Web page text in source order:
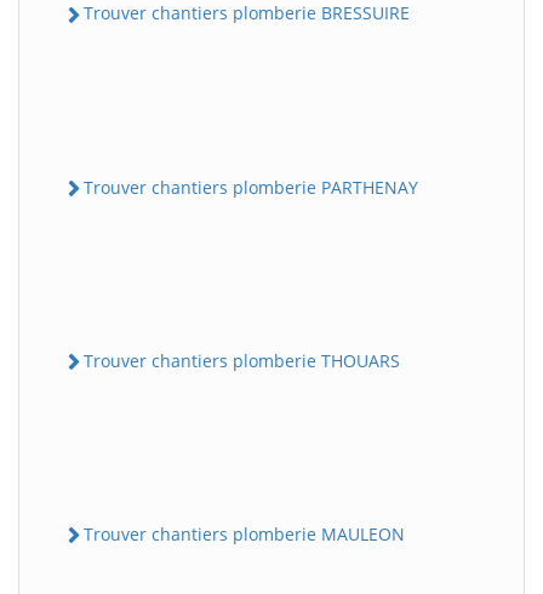
Trouver chantiers plomberie BRESSUIRE
Trouver chantiers plomberie PARTHENAY
Trouver chantiers plomberie THOUARS
Trouver chantiers plomberie MAULEON